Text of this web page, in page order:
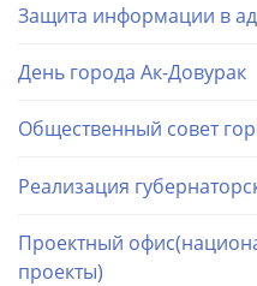
Защита информации в
День города Ак-Довурак
Общественный совет
Реализация
Проектный
проекты)